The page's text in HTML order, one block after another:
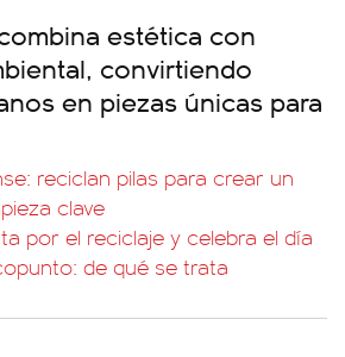
estética con
convirtiendo
en piezas únicas para
reciclan pilas para crear un
clave
por el reciclaje y celebra el día
de qué se trata